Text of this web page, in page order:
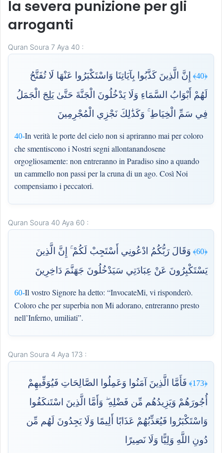
la severa punizione per gli
arroganti
Quran Soura 7 Aya 40 :
﴿40﴾
إِنَّ الَّذِينَ كَذَّبُوا بِآيَاتِنَا وَاسْتَكْبَرُوا عَنْهَا لَا تُفَتَّحُ
لَهُمْ أَبْوَابُ السَّمَاءِ وَلَا يَدْخُلُونَ الْجَنَّةَ حَتَّىٰ يَلِجَ الْجَمَلُ
فِي سَمِّ الْخِيَاطِ ۚ وَكَذَٰلِكَ نَجْزِي الْمُجْرِمِينَ
40-In verità le porte del cielo non si apriranno mai per coloro
che smentiscono i Nostri segni allontanandosene
orgogliosamente: non entreranno in Paradiso sino a quando
un cammello non passi per la cruna di un ago. Così Noi
compensiamo i peccatori.
Quran Soura 40 Aya 60 :
﴿60﴾
وَقَالَ رَبُّكُمُ ادْعُونِي أَسْتَجِبْ لَكُمْ ۚ إِنَّ الَّذِينَ
يَسْتَكْبِرُونَ عَنْ عِبَادَتِي سَيَدْخُلُونَ جَهَنَّمَ دَاخِرِينَ
60-Il vostro Signore ha detto: “InvocateMi, vi risponderò.
Coloro che per superbia non Mi adorano, entreranno presto
nell’Inferno, umiliati”.
Quran Soura 4 Aya 173 :
﴿173﴾
فَأَمَّا الَّذِينَ آمَنُوا وَعَمِلُوا الصَّالِحَاتِ فَيُوَفِّيهِمْ
أُجُورَهُمْ وَيَزِيدُهُم مِّن فَضْلِهِ ۖ وَأَمَّا الَّذِينَ اسْتَنكَفُوا
وَاسْتَكْبَرُوا فَيُعَذِّبُهُمْ عَذَابًا أَلِيمًا وَلَا يَجِدُونَ لَهُم مِّن
دُونِ اللَّهِ وَلِيًّا وَلَا نَصِيرًا